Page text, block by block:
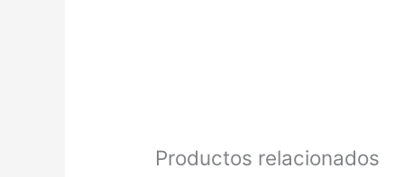
Productos relacionados